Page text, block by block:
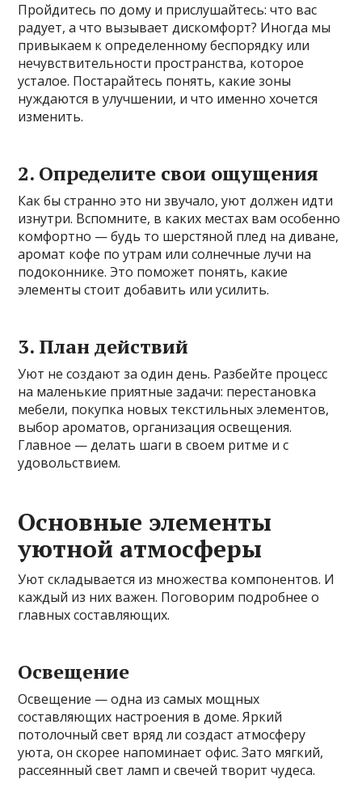
Пройдитесь по дому и прислушайтесь: что вас
радует, а что вызывает дискомфорт? Иногда мы
привыкаем к определенному беспорядку или
нечувствительности пространства, которое
усталое. Постарайтесь понять, какие зоны
нуждаются в улучшении, и что именно хочется
изменить.
2. Определите свои ощущения
Как бы странно это ни звучало, уют должен идти
изнутри. Вспомните, в каких местах вам особенно
комфортно — будь то шерстяной плед на диване,
аромат кофе по утрам или солнечные лучи на
подоконнике. Это поможет понять, какие
элементы стоит добавить или усилить.
3. План действий
Уют не создают за один день. Разбейте процесс
на маленькие приятные задачи: перестановка
мебели, покупка новых текстильных элементов,
выбор ароматов, организация освещения.
Главное — делать шаги в своем ритме и с
удовольствием.
Основные элементы
уютной атмосферы
Уют складывается из множества компонентов. И
каждый из них важен. Поговорим подробнее о
главных составляющих.
Освещение
Освещение — одна из самых мощных
составляющих настроения в доме. Яркий
потолочный свет вряд ли создаст атмосферу
уюта, он скорее напоминает офис. Зато мягкий,
рассеянный свет ламп и свечей творит чудеса.